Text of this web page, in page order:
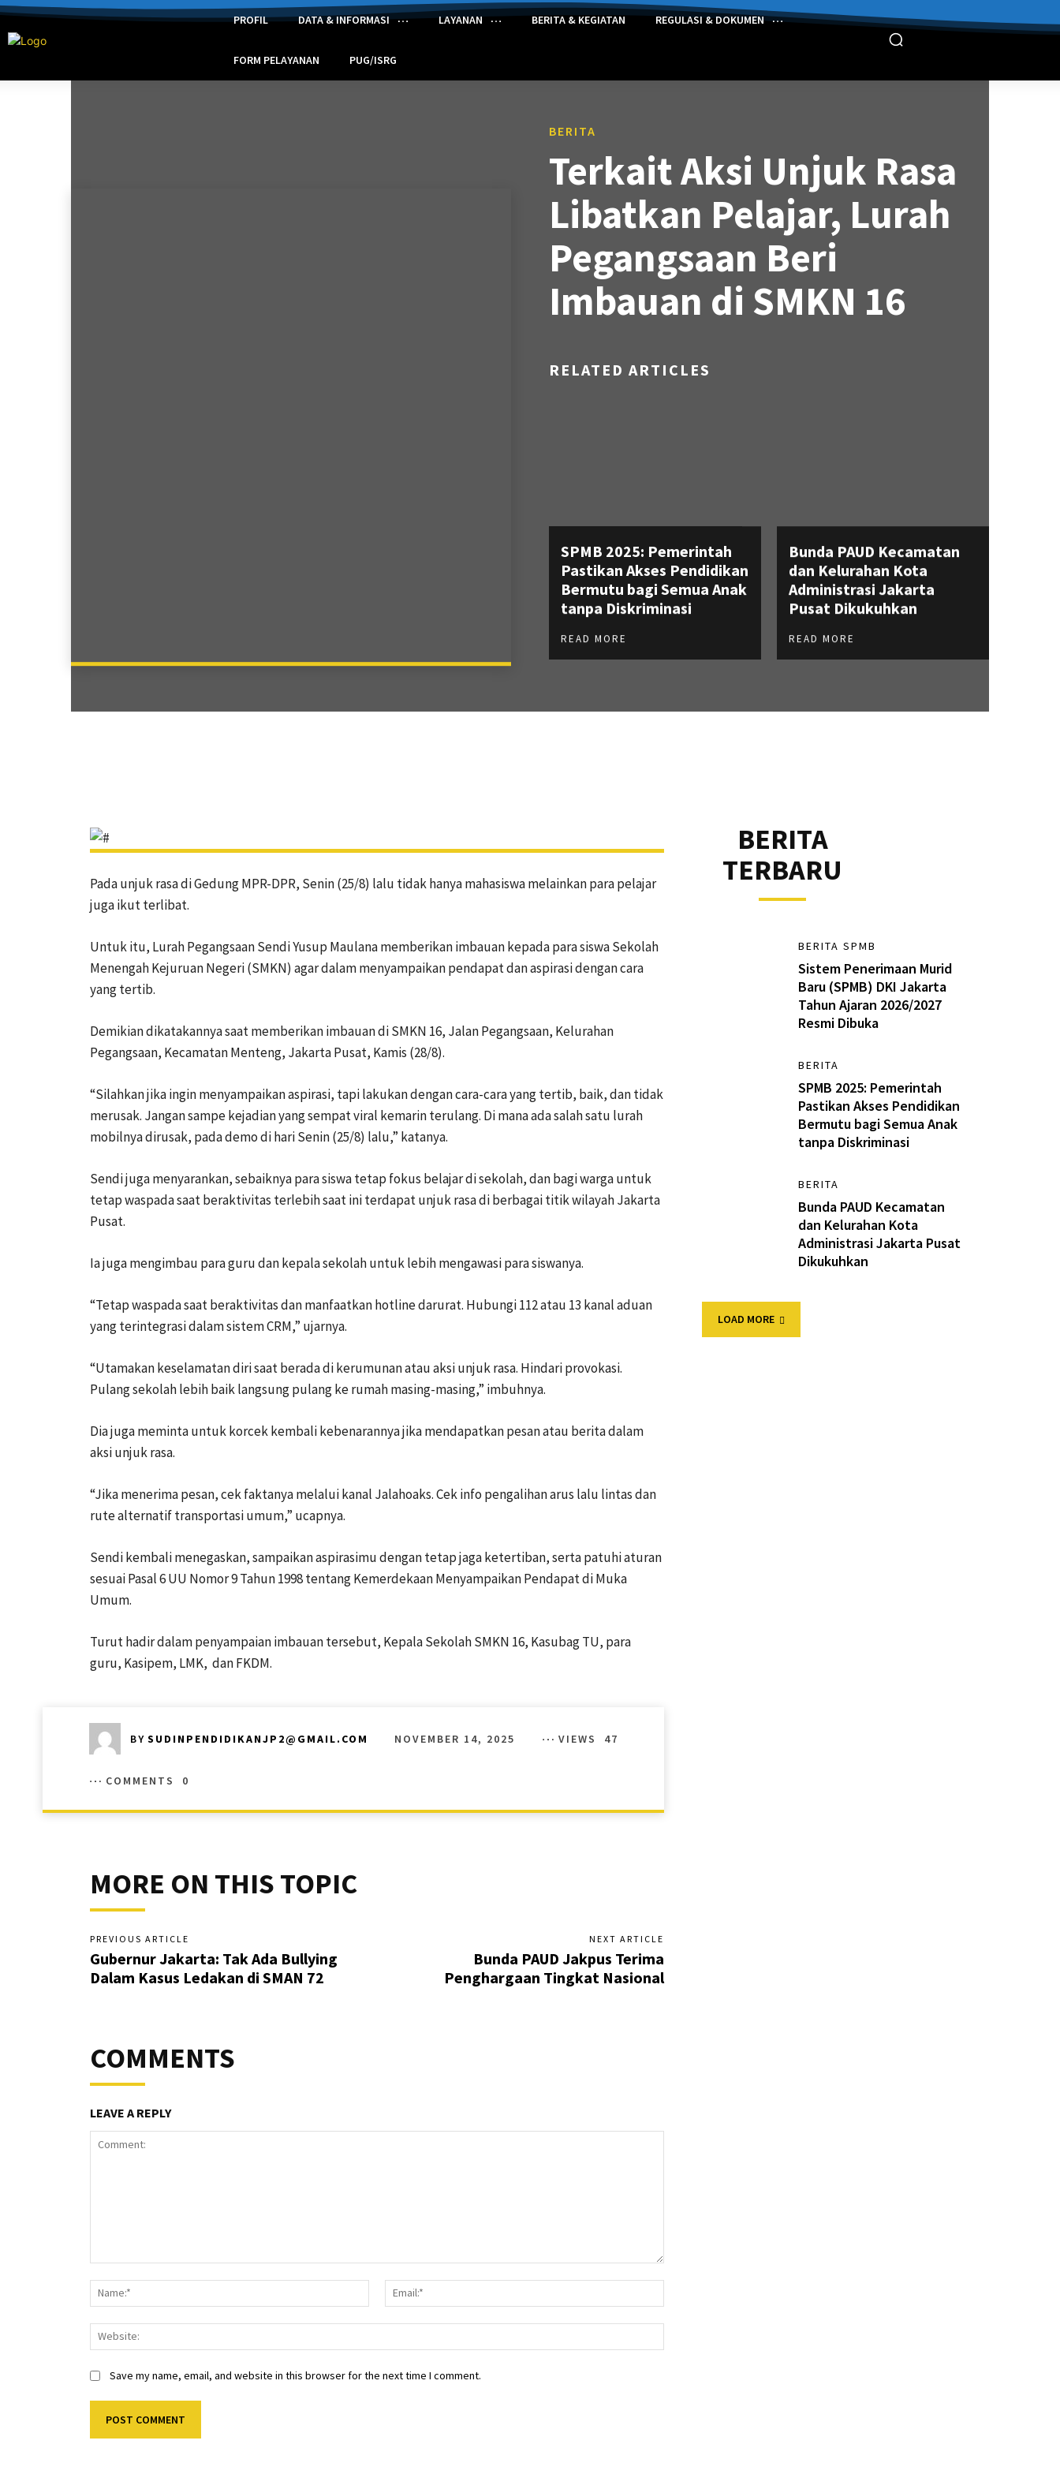
PROFIL DATA & INFORMASI LAYANAN BERITA & KEGIATAN REGULASI & DOKUMEN
FORM PELAYANAN PUG/ISRG
BERITA
Terkait Aksi Unjuk Rasa
Libatkan Pelajar, Lurah
Pegangsaan Beri
Imbauan di SMKN 16
RELATED ARTICLES
SPMB 2025: Pemerintah
Pastikan Akses Pendidikan
Bermutu bagi Semua Anak
tanpa Diskriminasi
READ MORE
Bunda PAUD Kecamatan
dan Kelurahan Kota
Administrasi Jakarta
Pusat Dikukuhkan
READ MORE
Pada unjuk rasa di Gedung MPR-DPR, Senin (25/8) lalu tidak hanya mahasiswa melainkan para pelajar
juga ikut terlibat.
Untuk itu, Lurah Pegangsaan Sendi Yusup Maulana memberikan imbauan kepada para siswa Sekolah
Menengah Kejuruan Negeri (SMKN) agar dalam menyampaikan pendapat dan aspirasi dengan cara
yang tertib.
Demikian dikatakannya saat memberikan imbauan di SMKN 16, Jalan Pegangsaan, Kelurahan
Pegangsaan, Kecamatan Menteng, Jakarta Pusat, Kamis (28/8).
“Silahkan jika ingin menyampaikan aspirasi, tapi lakukan dengan cara-cara yang tertib, baik, dan tidak
merusak. Jangan sampe kejadian yang sempat viral kemarin terulang. Di mana ada salah satu lurah
mobilnya dirusak, pada demo di hari Senin (25/8) lalu,” katanya.
Sendi juga menyarankan, sebaiknya para siswa tetap fokus belajar di sekolah, dan bagi warga untuk
tetap waspada saat beraktivitas terlebih saat ini terdapat unjuk rasa di berbagai titik wilayah Jakarta
Pusat.
Ia juga mengimbau para guru dan kepala sekolah untuk lebih mengawasi para siswanya.
“Tetap waspada saat beraktivitas dan manfaatkan hotline darurat. Hubungi 112 atau 13 kanal aduan
yang terintegrasi dalam sistem CRM,” ujarnya.
“Utamakan keselamatan diri saat berada di kerumunan atau aksi unjuk rasa. Hindari provokasi.
Pulang sekolah lebih baik langsung pulang ke rumah masing-masing,” imbuhnya.
Dia juga meminta untuk korcek kembali kebenarannya jika mendapatkan pesan atau berita dalam
aksi unjuk rasa.
“Jika menerima pesan, cek faktanya melalui kanal Jalahoaks. Cek info pengalihan arus lalu lintas dan
rute alternatif transportasi umum,” ucapnya.
Sendi kembali menegaskan, sampaikan aspirasimu dengan tetap jaga ketertiban, serta patuhi aturan
sesuai Pasal 6 UU Nomor 9 Tahun 1998 tentang Kemerdekaan Menyampaikan Pendapat di Muka
Umum.
Turut hadir dalam penyampaian imbauan tersebut, Kepala Sekolah SMKN 16, Kasubag TU, para
guru, Kasipem, LMK, dan FKDM.
BY SUDINPENDIDIKANJP2@GMAIL.COM NOVEMBER 14, 2025 VIEWS 47
COMMENTS 0
MORE ON THIS TOPIC
PREVIOUS ARTICLE
Gubernur Jakarta: Tak Ada Bullying
Dalam Kasus Ledakan di SMAN 72
NEXT ARTICLE
Bunda PAUD Jakpus Terima
Penghargaan Tingkat Nasional
COMMENTS
LEAVE A REPLY
Name:*
Save my name, email, and website in this browser for the next time I comment.
BERITA
TERBARU
BERITA SPMB
Sistem Penerimaan Murid
Baru (SPMB) DKI Jakarta
Tahun Ajaran 2026/2027
Resmi Dibuka
BERITA
SPMB 2025: Pemerintah
Pastikan Akses Pendidikan
Bermutu bagi Semua Anak
tanpa Diskriminasi
BERITA
Bunda PAUD Kecamatan
dan Kelurahan Kota
Administrasi Jakarta Pusat
Dikukuhkan
LOAD MORE